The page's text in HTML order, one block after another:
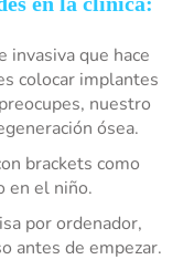
invasiva que hace
colocar implantes
nuestro
ósea.
brackets como
en el niño.
por ordenador,
antes de empezar.